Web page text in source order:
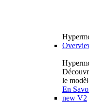
le
En
new V2